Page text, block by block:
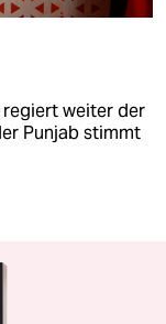
regiert weiter der
Punjab stimmt